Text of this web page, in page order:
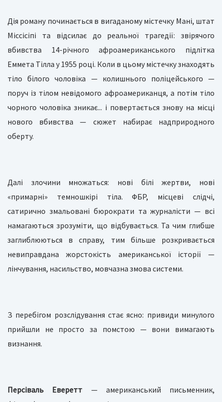
Дія роману починається в вигаданому містечку Мані, штат
Міссісіпі та відсилає до реальної трагедії: звірячого
вбивства 14-річного афроамериканського підлітка
Еммета Тілла у 1955 році. Коли в цьому містечку знаходять
тіло білого чоловіка — колишнього поліцейського —
поруч із тілом невідомого афроамериканця, а потім тіло
чорного чоловіка зникає... і повертається знову на місці
нового вбивства — сюжет набирає надприродного
оберту.
Далі злочини множаться: нові білі жертви, нові
«примарні» темношкірі тіла. ФБР, місцеві слідчі,
сатирично змальовані бюрократи та журналісти — всі
намагаються зрозуміти, що відбувається. Та чим глибше
заглиблюються в справу, тим більше розкривається
невиправдана жорстокість американської історії —
лінчування, насильство, мовчазна змова системи.
З перебігом розслідування стає ясно: привиди минулого
прийшли не просто за помстою — вони вимагають
визнання.
Персіваль Еверетт — американський письменник,